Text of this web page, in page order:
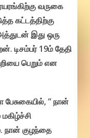
வருகை
கட்டத்திற்கு
இது ஒரு
டிசம்பர் 19ம் தேதி
பெறும் என
” நான்
நான் குழந்தை